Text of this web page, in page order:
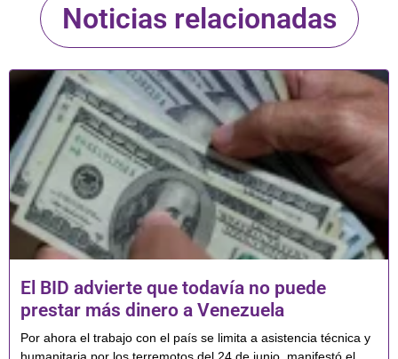
Noticias relacionadas
El BID advierte que todavía no puede
prestar más dinero a Venezuela
Por ahora el trabajo con el país se limita a asistencia técnica y
humanitaria por los terremotos del 24 de junio, manifestó el